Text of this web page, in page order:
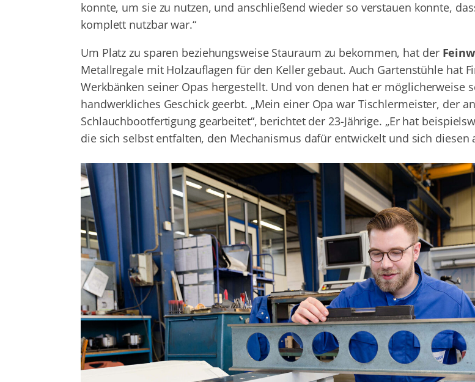
konnte, um sie zu nutzen, und anschließend wieder so verstauen konnte,
komplett nutzbar war.“
Um Platz zu sparen beziehungsweise Stauraum zu bekommen, hat der
Metallregale mit Holzauflagen für den Keller gebaut. Auch Gartenstühle hat
Werkbänken seiner Opas hergestellt. Und von denen hat er möglicherweise
handwerkliches Geschick geerbt. „Mein einer Opa war Tischlermeister, der
Schlauchbootfertigung gearbeitet“, berichtet der 23-Jährige. „Er hat
die sich selbst entfalten, den Mechanismus dafür entwickelt und sich diesen